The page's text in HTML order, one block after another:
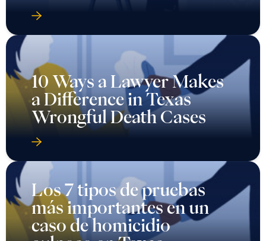
10 Ways a Lawyer Makes
a Difference in Texas
Wrongful Death Cases
Los 7 tipos de pruebas
más importantes en un
caso de homicidio